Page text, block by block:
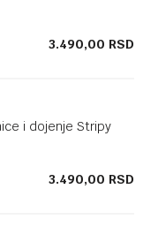
3.490,00 RSD
i dojenje Stripy
3.490,00 RSD